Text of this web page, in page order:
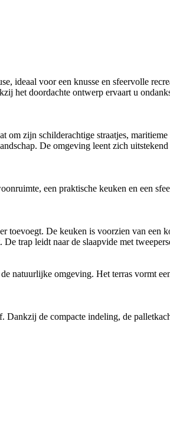
ideaal voor een knusse en sfeervolle
het doordachte ontwerp ervaart u
zijn schilderachtige straatjes,
De omgeving leent zich
een praktische keuken en een
toevoegt. De keuken is voorzien van een
trap leidt naar de slaapvide met
natuurlijke omgeving. Het terras vormt
de compacte indeling, de